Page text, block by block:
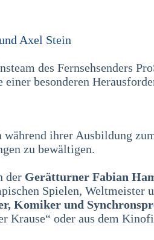
Axel Stein
des Fernsehsenders
besonderen
während ihrer Ausbildung
zu bewältigen.
der Gerätturner Fabian
Spielen, Weltmeister
Komiker und
Krause“ oder aus dem